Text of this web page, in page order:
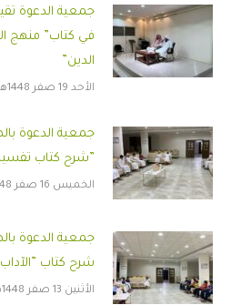
جمعية الدعوة
في كتاب” منهج
الدين”
الأحد 19 صفر 1448هـ
جمعية الدعوة
”شرح كتاب
الخميس 16 صفر 1448هـ
جمعية الدعوة
شرح كتاب ”الآداب
الأثنين 13 صفر 1448هـ